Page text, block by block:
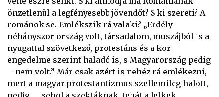
önzetlenül a legfényesebb jövendőt? S ki szereti? A
románok se. Emlékszik rá valaki? „Erdély
néhányszor ország volt, társadalom, muszájból is a
nyugattal szövetkező, protestáns és a kor
engedelme szerint haladó is, s Magyarország pedig
– nem volt.” Már csak azért is nehéz rá emlékezni,
mert a magyar protestantizmus szellemileg halott,
pedig „…sehol a szektáknak, tehát a lelkek